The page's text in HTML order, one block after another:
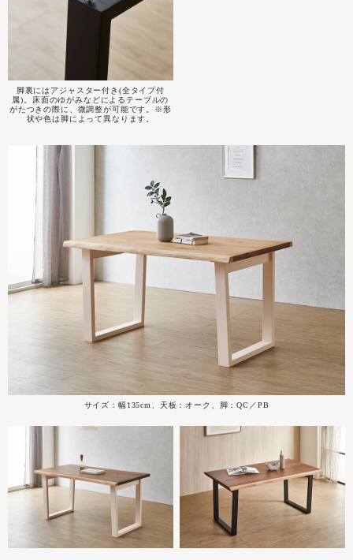
脚裏にはアジャスター付き(全タイプ付
属)。床面のゆがみなどによるテーブルの
がたつきの際に、微調整が可能です。※形
状や色は脚によって異なります。
サイズ：幅135cm、天板：オーク、脚：QC／PB